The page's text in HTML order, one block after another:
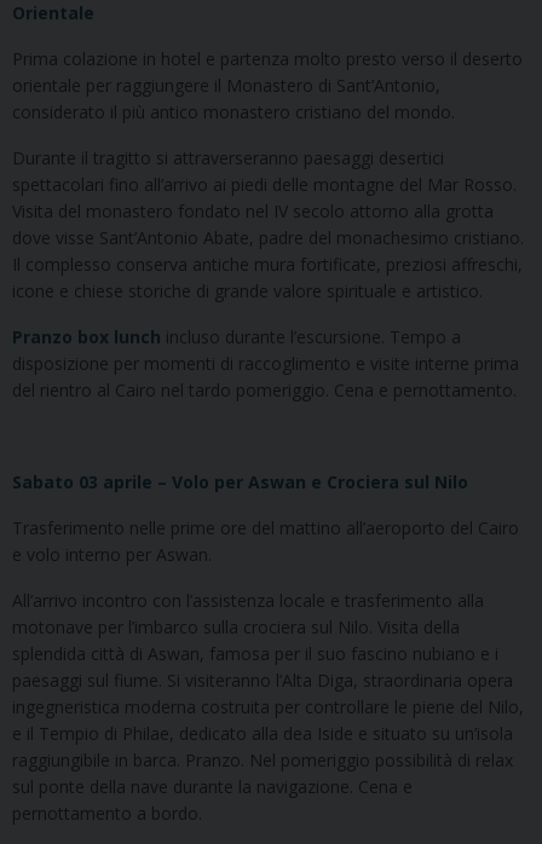
Orientale
Prima colazione in hotel e partenza molto presto verso il deserto
orientale per raggiungere il Monastero di Sant’Antonio,
considerato il più antico monastero cristiano del mondo.
Durante il tragitto si attraverseranno paesaggi desertici
spettacolari fino all’arrivo ai piedi delle montagne del Mar Rosso.
Visita del monastero fondato nel IV secolo attorno alla grotta
dove visse Sant’Antonio Abate, padre del monachesimo cristiano.
Il complesso conserva antiche mura fortificate, preziosi affreschi,
icone e chiese storiche di grande valore spirituale e artistico.
Pranzo box lunch incluso durante l’escursione. Tempo a
disposizione per momenti di raccoglimento e visite interne prima
del rientro al Cairo nel tardo pomeriggio. Cena e pernottamento.
Sabato 03 aprile – Volo per Aswan e Crociera sul Nilo
Trasferimento nelle prime ore del mattino all’aeroporto del Cairo
e volo interno per Aswan.
All’arrivo incontro con l’assistenza locale e trasferimento alla
motonave per l’imbarco sulla crociera sul Nilo. Visita della
splendida città di Aswan, famosa per il suo fascino nubiano e i
paesaggi sul fiume. Si visiteranno l’Alta Diga, straordinaria opera
ingegneristica moderna costruita per controllare le piene del Nilo,
e il Tempio di Philae, dedicato alla dea Iside e situato su un’isola
raggiungibile in barca. Pranzo. Nel pomeriggio possibilità di relax
sul ponte della nave durante la navigazione. Cena e
pernottamento a bordo.